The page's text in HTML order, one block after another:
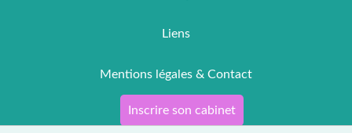
Liens
Mentions légales & Contact
Inscrire son cabinet